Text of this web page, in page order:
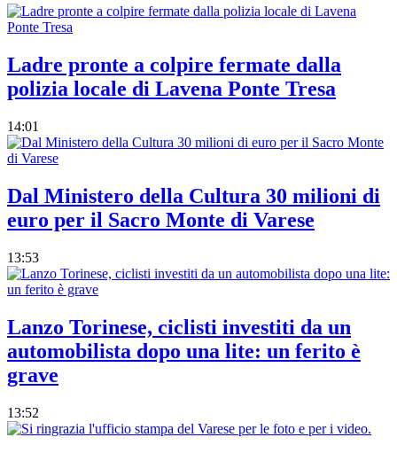
Ladre pronte a colpire fermate dalla
polizia locale di Lavena Ponte Tresa
14:01
Dal Ministero della Cultura 30 milioni di
euro per il Sacro Monte di Varese
13:53
Lanzo Torinese, ciclisti investiti da un
automobilista dopo una lite: un ferito è
grave
13:52